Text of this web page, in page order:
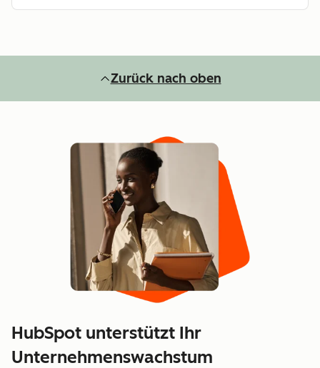
Zurück nach oben
HubSpot unterstützt Ihr
Unternehmenswachstum